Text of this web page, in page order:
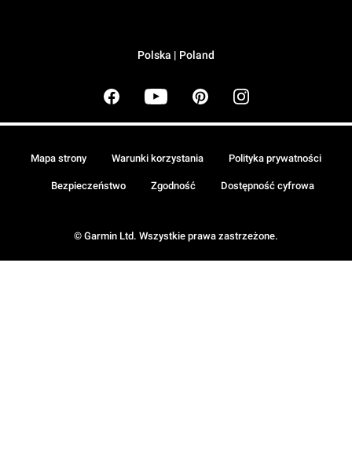
Polska | Poland
© Garmin Ltd. Wszystkie prawa zastrzeżone.
Mapa strony Warunki korzystania Polityka prywatności
Bezpieczeństwo Zgodność Dostępność cyfrowa